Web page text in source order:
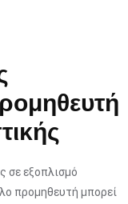
σε εξοπλισμό
προμηθευτή μπορεί